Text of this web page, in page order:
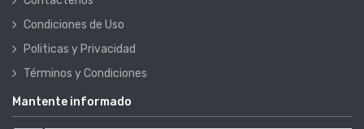
Condiciones de Uso
Politicas y Privacidad
Términos y Condiciones
Mantente informado